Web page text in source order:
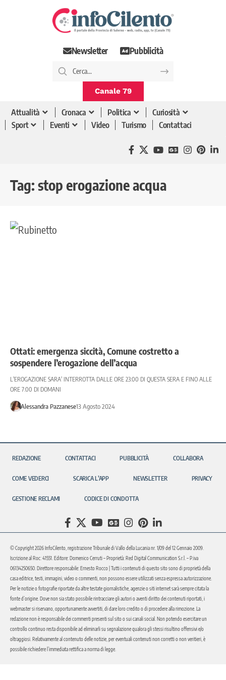
Newsletter Pubblicità
Canale 79
Attualità Cronaca Politica
Curiosità
Sport
Eventi Video Turismo Contattaci
Tag: stop erogazione acqua
Ottati: emergenza siccità, Comune costretto a
sospendere l’erogazione dell’acqua
L'EROGAZIONE SARA' INTERROTTA DALLE ORE 23:00 DI QUESTA SERA E FINO ALLE
ORE 7:00 DI DOMANI
Alessandra Pazzanese13 Agosto 2024
REDAZIONE CONTATTACI PUBBLICITÀ COLLABORA
COME VEDERCI SCARICA L’APP NEWSLETTER PRIVACY
GESTIONE RECLAMI CODICE DI CONDOTTA
© Copyright 2026 InfoCilento, registrazione Tribunale di Vallo della Lucania nr. 1/09 del 12 Gennaio 2009.
Iscrizione al Roc: 41551. Editore: Domenico Cerruti – Proprietà: Red Digital Communication S.r.l. – P.iva
06134250650. Direttore responsabile: Ernesto Rocco | Tutti i contenuti di questo sito sono di proprietà della
casa editrice, testi, immagini, video o commenti, non possono essere utilizzati senza espressa autorizzazione.
Per le notizie o fotografie riportate da altre testate giornalistiche, agenzie o siti internet sarà sempre citata la
fonte d’origine. Dove non sia stato possibile rintracciare gli autori o aventi diritto dei contenuti riportati, i
webmaster si riservano, opportunamente avvertiti, di dare loro credito o di procedere alla rimozione. La
redazione non è responsabile dei commenti presenti sul sito o sui canali social. Non potendo esercitare un
controllo continuo resta disponibile ad eliminarli su segnalazione qualora gli stessi risultino offensivi e/o
oltraggiosi. Relativamente al contenuto delle notizie, per eventuali contenuti non corretti o non veritieri, è
possibile richiedere l’immediata rettifica a norma di legge.